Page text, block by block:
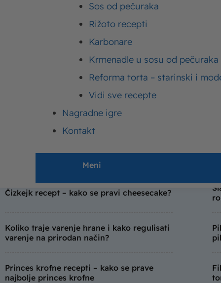
Sos od pečuraka
Rižoto recepti
Karbonare
Krmenadle u sosu od pečuraka
Reforma torta – starinski i
Vidi sve recepte
Nagradne igre
Kontakt
Meni
Kiflice – recepti za najmekše slatke i slane
Čizkejk recept – kako se pravi cheesecake?
Koliko traje varenje hrane i kako regulisati
varenje na prirodan način?
Princes krofne recepti – kako se prave
najbolje princes krofne